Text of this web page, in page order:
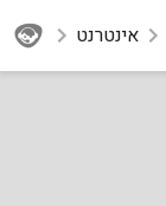
אינטרנט